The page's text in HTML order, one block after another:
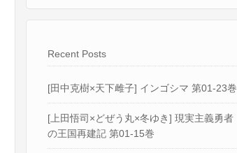
Recent Posts
[田中克樹×天下雌子] インゴシマ 第01-23巻
[上田悟司×どぜう丸×冬ゆき] 現実主義勇者
の王国再建記 第01-15巻